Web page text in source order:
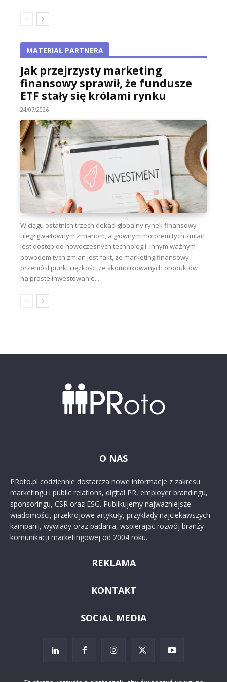
MATERIAŁ PARTNERA
Jak przejrzysty marketing
finansowy sprawił, że fundusze
ETF stały się królami rynku
24/07/2026
W ciągu ostatnich trzech dekad globalny rynek finansowy
uległ gwałtownym zmianom, a głównym motorem tych zmian
jest dostęp do nowoczesnych technologii. Innym ważnym
powodem tych zmian jest fakt, że marketing finansowy
przeniósł punkt ciężkości ze skomplikowanych produktów
na proste inwestowanie...
O NAS
PRoto.pl codziennie dostarcza nowe informacje z zakresu
marketingu i public relations, digital PR, employer brandingu,
sponsoringu, CSR oraz ESG. Publikujemy najważniejsze
wiadomości, przekrojowe artykuły, przykłady najciekawszych
kampanii, wywiady oraz badania, wspierając rozwój branży
komunikacji marketingowej od 2004 roku.
REKLAMA
KONTAKT
SOCIAL MEDIA